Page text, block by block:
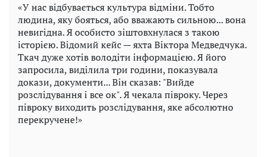
«У нас відбувається культура відміни. Тобто
людина, яку бояться, або вважають сильною... вона
невигідна. Я особисто зіштовхнулася з такою
історією. Відомий кейс — яхта Віктора Медведчука.
Ткач дуже хотів володіти інформацією. Я його
запросила, виділила три години, показувала
докази, документи... Він сказав: "Вийде
розслідування і все ок". Я чекала півроку. Через
півроку виходить розслідування, яке абсолютно
перекручене!»